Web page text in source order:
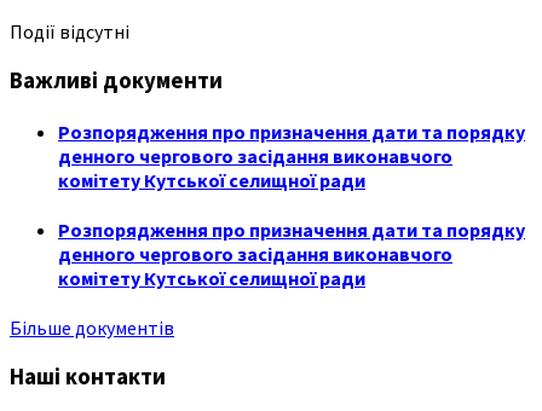
Події відсутні
Важливі документи
Розпорядження про призначення дати та порядку
денного чергового засідання виконавчого
комітету Кутської селищної ради
Розпорядження про призначення дати та порядку
денного чергового засідання виконавчого
комітету Кутської селищної ради
Більше документів
Наші контакти